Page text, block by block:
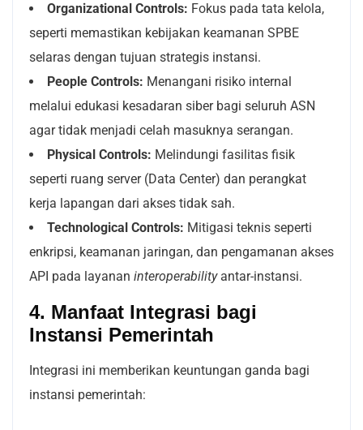
Organizational Controls: Fokus pada tata kelola,
seperti memastikan kebijakan keamanan SPBE
selaras dengan tujuan strategis instansi.
People Controls: Menangani risiko internal
melalui edukasi kesadaran siber bagi seluruh ASN
agar tidak menjadi celah masuknya serangan.
Physical Controls: Melindungi fasilitas fisik
seperti ruang server (Data Center) dan perangkat
kerja lapangan dari akses tidak sah.
Technological Controls: Mitigasi teknis seperti
enkripsi, keamanan jaringan, dan pengamanan akses
API pada layanan interoperabilityantar-instansi.
4. Manfaat Integrasi bagi
Instansi Pemerintah
Integrasi ini memberikan keuntungan ganda bagi
instansi pemerintah: